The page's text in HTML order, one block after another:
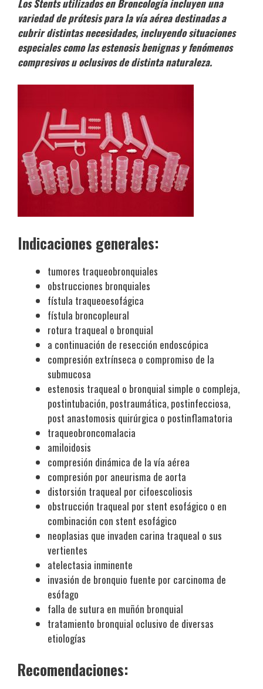
Los Stents utilizados en Broncología incluyen una
variedad de prótesis para la vía aérea destinadas a
cubrir distintas necesidades, incluyendo situaciones
especiales como las estenosis benignas y fenómenos
compresivos u oclusivos de distinta naturaleza.
Indicaciones generales:
tumores traqueobronquiales
obstrucciones bronquiales
fístula traqueoesofágica
fístula broncopleural
rotura traqueal o bronquial
a continuación de resección endoscópica
compresión extrínseca o compromiso de la
submucosa
estenosis traqueal o bronquial simple o compleja,
postintubación, postraumática, postinfecciosa,
post anastomosis quirúrgica o postinflamatoria
traqueobroncomalacia
amiloidosis
compresión dinámica de la vía aérea
compresión por aneurisma de aorta
distorsión traqueal por cifoescoliosis
obstrucción traqueal por stent esofágico o en
combinación con stent esofágico
neoplasias que invaden carina traqueal o sus
vertientes
atelectasia inminente
invasión de bronquio fuente por carcinoma de
esófago
falla de sutura en muñón bronquial
tratamiento bronquial oclusivo de diversas
etiologías
Recomendaciones: